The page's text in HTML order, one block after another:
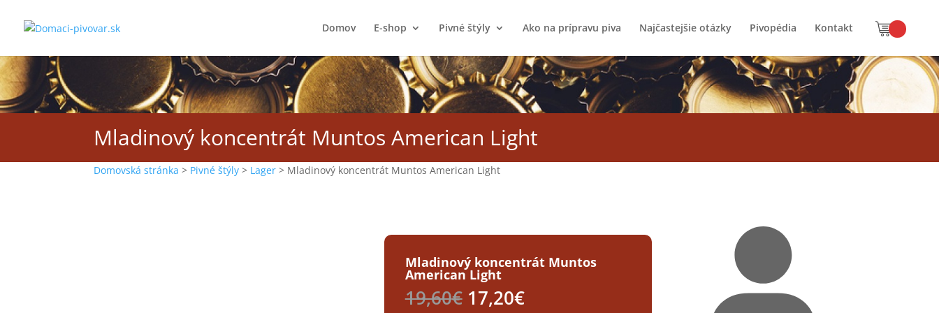
Domov E-shop Pivné štýly Ako na prípravu piva Najčastejšie otázky Pivopédia Kontakt
Mladinový koncentrát Muntos American Light
Domovská stránka > Pivné štýly > Lager > Mladinový koncentrát Muntos American Light
Mladinový koncentrát Muntos
American Light
19,60€ Pôvodná
17,20€Aktuálna